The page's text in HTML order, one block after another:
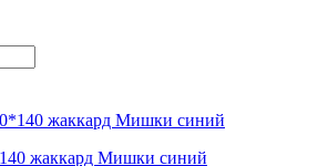
жаккард Мишки синий